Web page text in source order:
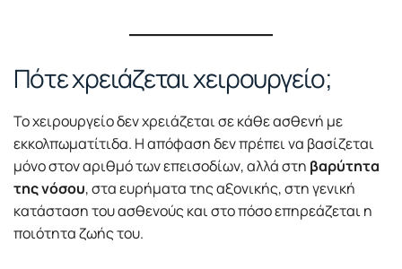
Πότε χρειάζεται χειρουργείο;
Το χειρουργείο δεν χρειάζεται σε κάθε ασθενή με
εκκολπωματίτιδα. Η απόφαση δεν πρέπει να βασίζεται
μόνο στον αριθμό των επεισοδίων, αλλά στη βαρύτητα
της νόσου, στα ευρήματα της αξονικής, στη γενική
κατάσταση του ασθενούς και στο πόσο επηρεάζεται η
ποιότητα ζωής του.